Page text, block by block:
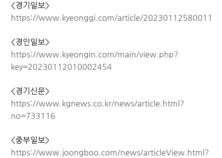
<경기일보>
https://www.kyeonggi.com/article/20230112580011
<경인일보>
https://www.kyeongin.com/main/view.php?
key=20230112010002454
<경기신문>
https://www.kgnews.co.kr/news/article.html?
no=733116
<중부일보>
https://www.joongboo.com/news/articleView.html?